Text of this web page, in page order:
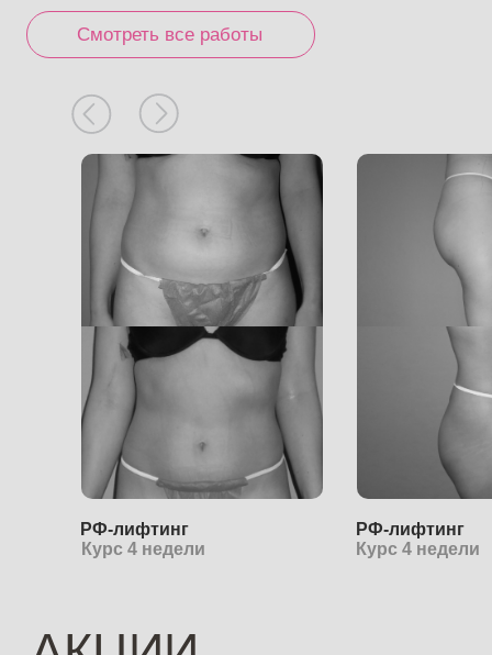
РФ-лифтинг
Курс 4 недели
РФ-лифтинг
Курс 4 недели